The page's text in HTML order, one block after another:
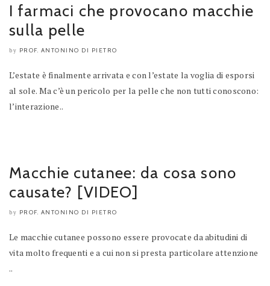
I farmaci che provocano macchie
sulla pelle
by PROF. ANTONINO DI PIETRO
L’estate è finalmente arrivata e con l’estate la voglia di esporsi
al sole. Ma c’è un pericolo per la pelle che non tutti conoscono:
l’interazione..
Macchie cutanee: da cosa sono
causate? [VIDEO]
by PROF. ANTONINO DI PIETRO
Le macchie cutanee possono essere provocate da abitudini di
vita molto frequenti e a cui non si presta particolare attenzione
..